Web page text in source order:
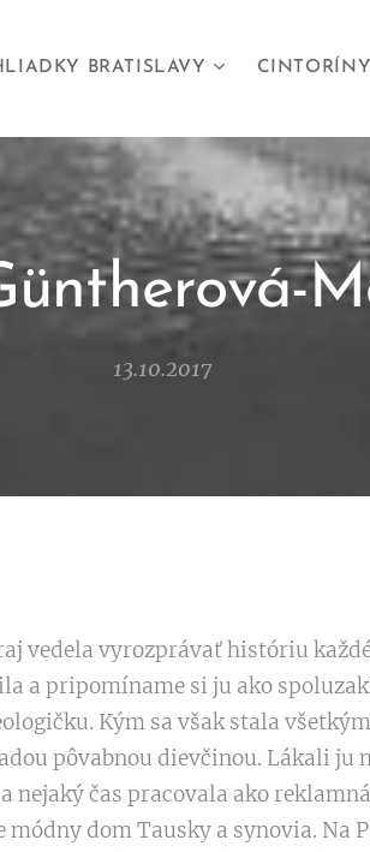
BRATISLAVY
13.10.2017
vedela vyrozprávať históriu
a pripomíname si ju ako
Kým sa však stala
pôvabnou dievčinou. Lákali ju
čas pracovala ako
dom Tausky a synovia. Na